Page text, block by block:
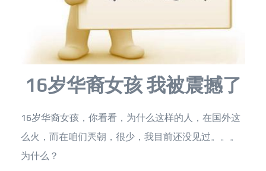
16岁华裔女孩 我被震撼了
16岁华裔女孩，你看看，为什么这样的人，在国外这
么火，而在咱们兲朝，很少，我目前还没见过。。。
为什么？